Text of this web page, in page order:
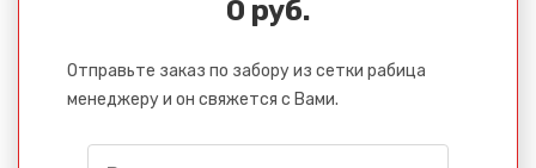
0 руб.
Отправьте заказ по забору из сетки рабица
менеджеру и он свяжется с Вами.